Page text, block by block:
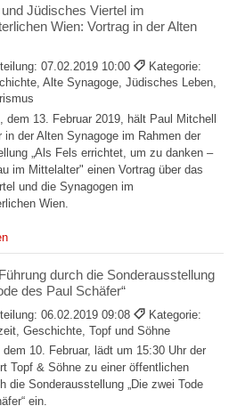
Jüdisches Viertel im
Wien: Vortrag in der Alten
07.02.2019 10:00
Kategorie:
Alte Synagoge, Jüdisches Leben,
dem 13. Februar 2019, hält Paul Mitchell
in der Alten Synagoge im Rahmen der
„Als Fels errichtet, um zu danken –
im Mittelalter" einen Vortrag über das
und die Synagogen im
Wien.
durch die Sonderausstellung
des Paul Schäfer“
06.02.2019 09:08
Kategorie:
Geschichte, Topf und Söhne
10. Februar, lädt um 15:30 Uhr der
Topf & Söhne zu einer öffentlichen
die Sonderausstellung „Die zwei Tode
ein.